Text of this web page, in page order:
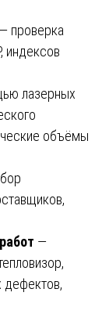
— проверка
индексов
лазерных
объёмы
—
дефектов,